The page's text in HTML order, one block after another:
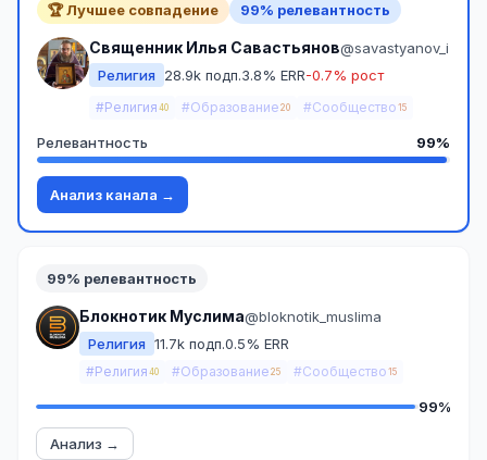
🏆 Лучшее совпадение 99% релевантность
Священник Илья Савастьянов@savastyanov_i
Религия
28.9k подп.3.8% ERR-0.7% рост
#Религия 40 #Образование 20 #Сообщество 15
Релевантность 99%
Анализ канала →
99% релевантность
Блокнотик Муслима@bloknotik_muslima
Религия 11.7k подп.0.5% ERR
#Религия 40 #Образование 25 #Сообщество 15
99%
Анализ →